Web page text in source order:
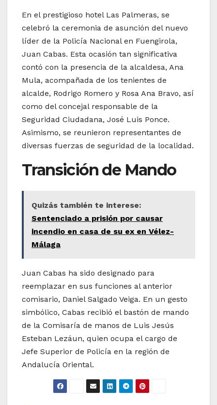
En el prestigioso hotel Las Palmeras, se
celebró la ceremonia de asunción del nuevo
líder de la Policía Nacional en Fuengirola,
Juan Cabas. Esta ocasión tan significativa
contó con la presencia de la alcaldesa, Ana
Mula, acompañada de los tenientes de
alcalde, Rodrigo Romero y Rosa Ana Bravo, así
como del concejal responsable de la
Seguridad Ciudadana, José Luis Ponce.
Asimismo, se reunieron representantes de
diversas fuerzas de seguridad de la localidad.
Transición de Mando
Quizás también te interese:
Sentenciado a prisión por causar
incendio en casa de su ex en Vélez-
Málaga
Juan Cabas ha sido designado para
reemplazar en sus funciones al anterior
comisario, Daniel Salgado Veiga. En un gesto
simbólico, Cabas recibió el bastón de mando
de la Comisaría de manos de Luis Jesús
Esteban Lezáun, quien ocupa el cargo de
Jefe Superior de Policía en la región de
Andalucía Oriental.